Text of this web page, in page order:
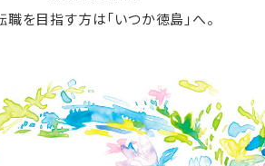
を目指す方は「いつか徳島」へ。